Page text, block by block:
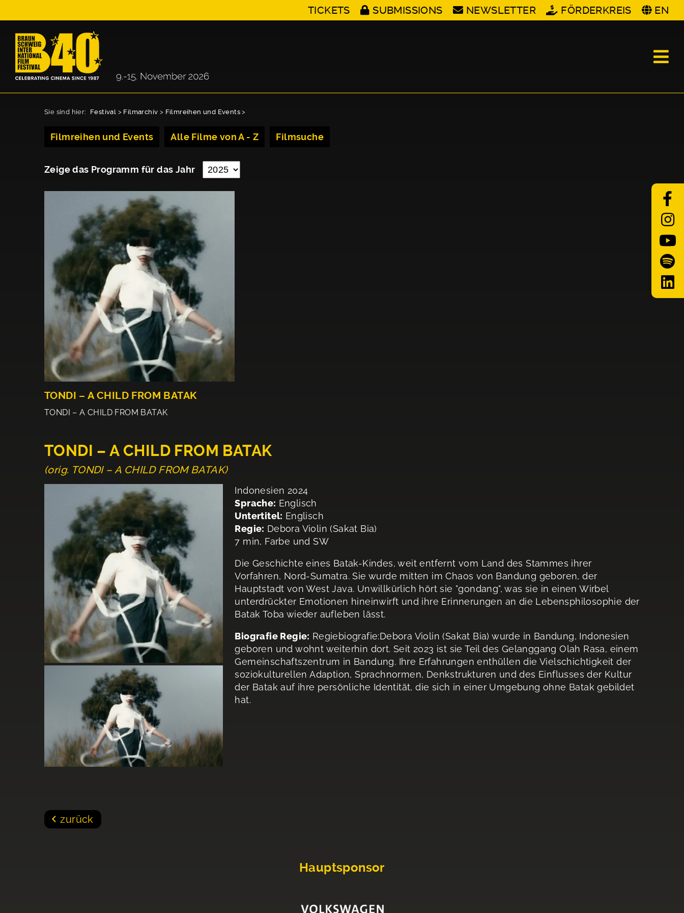
TICKETS SUBMISSIONS NEWSLETTER FÖRDERKREIS EN
Sie sind hier: Festival > Filmarchiv > Filmreihen und Events >
Filmreihen und Events Alle Filme von A - Z Filmsuche
Zeige das Programm für das Jahr
TONDI – A CHILD FROM BATAK
TONDI – A CHILD FROM BATAK
TONDI – A CHILD FROM BATAK
(orig. TONDI – A CHILD FROM BATAK)
Indonesien 2024
Sprache: Englisch
Untertitel: Englisch
Regie: Debora Violin (Sakat Bia)
7 min, Farbe und SW
Die Geschichte eines Batak-Kindes, weit entfernt vom Land des Stammes ihrer
Vorfahren, Nord-Sumatra. Sie wurde mitten im Chaos von Bandung geboren, der
Hauptstadt von West Java. Unwillkürlich hört sie "gondang", was sie in einen Wirbel
unterdrückter Emotionen hineinwirft und ihre Erinnerungen an die Lebensphilosophie der
Batak Toba wieder aufleben lässt.
Biografie Regie: Regiebiografie:Debora Violin (Sakat Bia) wurde in Bandung, Indonesien
geboren und wohnt weiterhin dort. Seit 2023 ist sie Teil des Gelanggang Olah Rasa, einem
Gemeinschaftszentrum in Bandung. Ihre Erfahrungen enthüllen die Vielschichtigkeit der
soziokulturellen Adaption, Sprachnormen, Denkstrukturen und des Einflusses der Kultur
der Batak auf ihre persönliche Identität, die sich in einer Umgebung ohne Batak gebildet
hat.
zurück
Hauptsponsor